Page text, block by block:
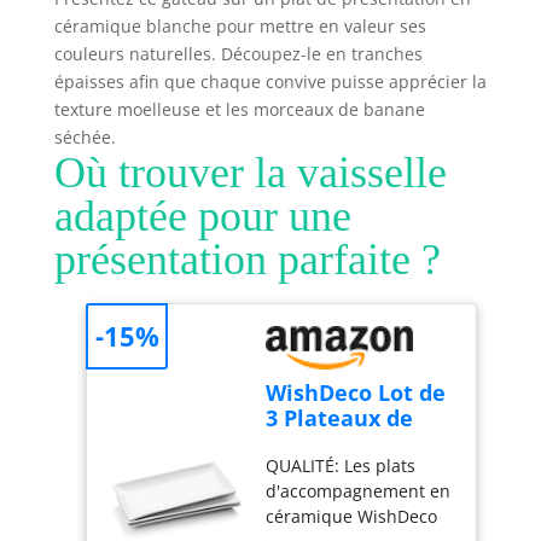
garden 2019, valeur de
la marque en magasin
(rsp), données 2018
Fabriqué en france
pratique pour une
utilisation confortable
et un changement
rapide des
accessoires. Compact
usage quotidien :
Léger, doté d'un câble
de 1 mètre et d'un
design compact, ce
mixeur est facile à
cuisine.
céramique blanche pour mettre en valeur ses
couleurs naturelles. Découpez-le en tranches
épaisses afin que chaque convive puisse apprécier la
texture moelleuse et les morceaux de banane
séchée.
Où trouver la vaisselle
adaptée pour une
présentation parfaite ?
WishDeco Lot de
3 Plateaux de
Assiettes
Rectangulaires
Blanches 35x15
QUALITÉ: Les plats
d'accompagnement en
céramique WishDeco
-15%